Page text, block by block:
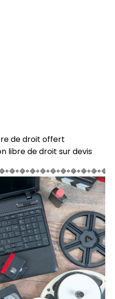
de droit offert
libre de droit sur devis